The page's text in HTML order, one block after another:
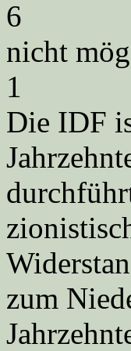
6
nicht
1
Die IDF
zum